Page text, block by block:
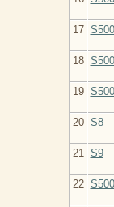
17
18
19
20 S8
21
S9
22